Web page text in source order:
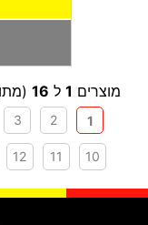
מוצרים 1 ל 16
1
2
3
10
11
12